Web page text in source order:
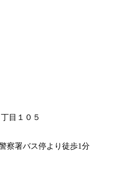
目１０５
察署バス停より徒歩1分